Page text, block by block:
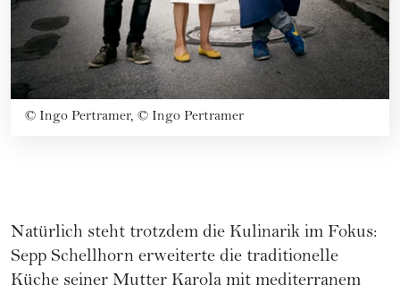
© Ingo Pertramer, © Ingo Pertramer
Natürlich steht trotzdem die Kulinarik im Fokus:
Sepp Schellhorn erweiterte die traditionelle
Küche seiner Mutter Karola mit mediterranem